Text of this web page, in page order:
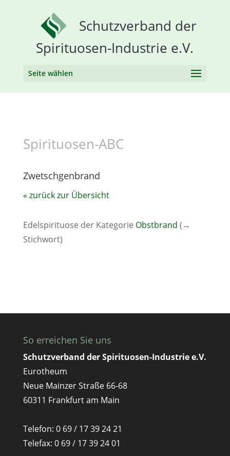
Schutzverband der
Spirituosen-Industrie e.V.
Seite wählen
Spirituosen-ABC
Zwetschgenbrand
« zurück zur Übersicht
Edelspirituose der Kategorie Obstbrand (→
Stichwort)
So erreichen Sie uns
Schutzverband der Spirituosen-Industrie e.V.
Eurotheum
Neue Mainzer Straße 66-68
60311 Frankfurt am Main
Telefon: 0 69 / 17 39 24 21
Telefax: 0 69 / 17 39 24 01